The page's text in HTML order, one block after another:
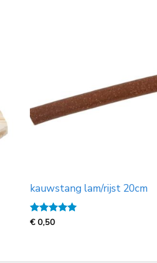
kauwstang lam/rijst 20cm
Gewaardeerd
€0,50